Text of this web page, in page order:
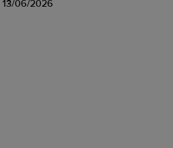
13/06/2026